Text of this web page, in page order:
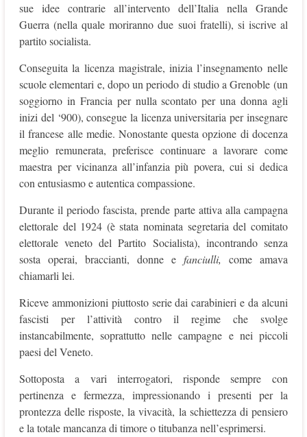
sue idee contrarie all’intervento dell’Italia nella Grande
Guerra (nella quale moriranno due suoi fratelli), si iscrive al
partito socialista.
Conseguita la licenza magistrale, inizia l’insegnamento nelle
scuole elementari e, dopo un periodo di studio a Grenoble (un
soggiorno in Francia per nulla scontato per una donna agli
inizi del ‘900), consegue la licenza universitaria per insegnare
il francese alle medie. Nonostante questa opzione di docenza
meglio remunerata, preferisce continuare a lavorare come
maestra per vicinanza all’infanzia più povera, cui si dedica
con entusiasmo e autentica compassione.
Durante il periodo fascista, prende parte attiva alla campagna
elettorale del 1924 (è stata nominata segretaria del comitato
elettorale veneto del Partito Socialista), incontrando senza
sosta operai, braccianti, donne e fanciulli, come amava
chiamarli lei.
Riceve ammonizioni piuttosto serie dai carabinieri e da alcuni
fascisti per l’attività contro il regime che svolge
instancabilmente, soprattutto nelle campagne e nei piccoli
paesi del Veneto.
Sottoposta a vari interrogatori, risponde sempre con
pertinenza e fermezza, impressionando i presenti per la
prontezza delle risposte, la vivacità, la schiettezza di pensiero
e la totale mancanza di timore o titubanza nell’esprimersi.